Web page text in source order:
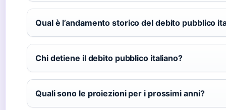
Qual è l’andamento storico del debito pubblico
Chi detiene il debito pubblico italiano?
Quali sono le proiezioni per i prossimi anni?